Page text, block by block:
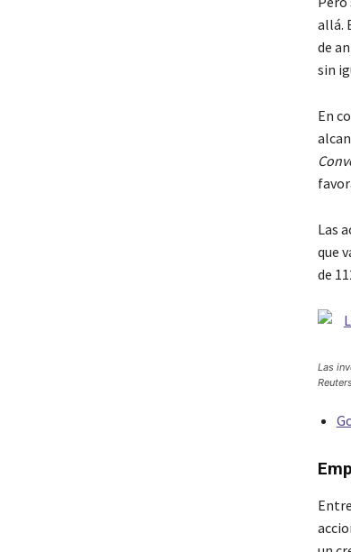
allá.
de
sin
En
Las
que
de
Las
Reuters